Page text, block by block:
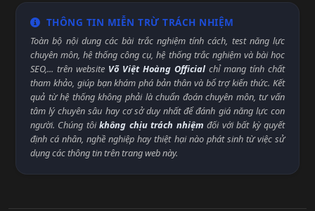
THÔNG TIN MIỄN TRỪ TRÁCH NHIỆM
Toàn bộ nội dung các bài trắc nghiệm tính cách, test năng lực
chuyên môn, hệ thống công cụ, hệ thống trắc nghiệm và bài học
SEO,... trên website Võ Việt Hoàng Official chỉ mang tính chất
tham khảo, giúp bạn khám phá bản thân và bổ trợ kiến thức. Kết
quả từ hệ thống không phải là chuẩn đoán chuyên môn, tư vấn
tâm lý chuyên sâu hay cơ sở duy nhất để đánh giá năng lực con
người. Chúng tôikhông chịu trách nhiệm đối với bất kỳ quyết
định cá nhân, nghề nghiệp hay thiệt hại nào phát sinh từ việc sử
dụng các thông tin trên trang web này.